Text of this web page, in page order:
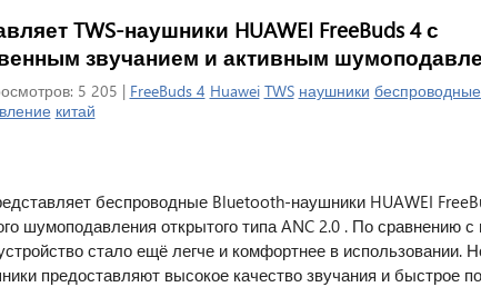
TWS-наушники HUAWEI FreeBuds 4 с
звучанием и активным
5 205 | FreeBuds 4 Huawei TWS наушники
китай
беспроводные Bluetooth-наушники HUAWEI
шумоподавления открытого типа ANC 2.0 . По сравнению
стало ещё легче и комфортнее в использовании.
предоставляют высокое качество звучания и быстрое